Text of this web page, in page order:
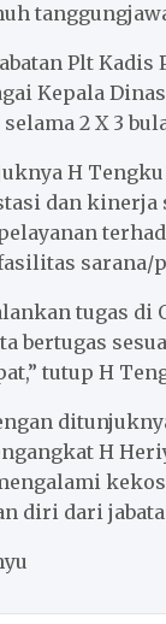
Plt
Kepala
2 X 3
H
dan kinerja
tugas di
bertugas
tutup H
H
diri dari